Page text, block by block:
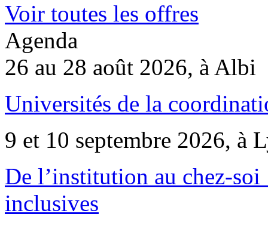
Voir toutes les offres
Agenda
26 au 28 août 2026, à Albi
Universités de la
9 et 10 septembre 2026, à
De l’institution au chez-
inclusives